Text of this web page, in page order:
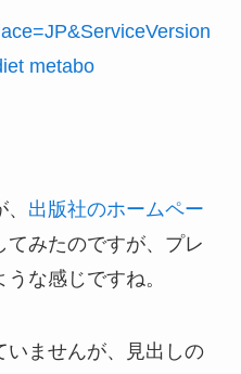
出版社のホームペー
みたのですが、プレ
な感じですね。
いませんが、見出しの